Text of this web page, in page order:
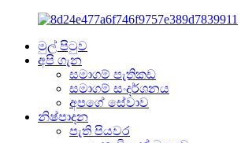
මුල් පිටුව
අපි ගැන
සමාගම් පැතිකඩ
සමාගම් සංදර්ශනය
අපගේ සේවාව
නිෂ්පාදන
පැති පියවර